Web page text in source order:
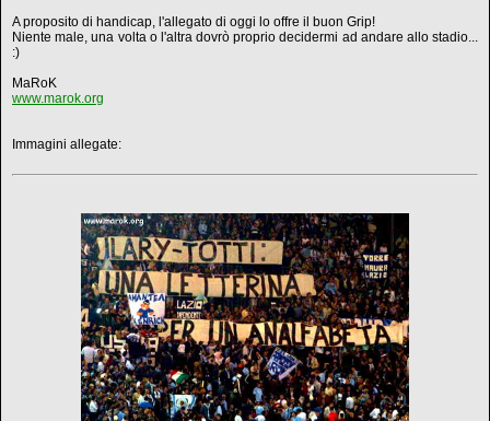
A proposito di handicap, l'allegato di oggi lo offre il buon Grip!
Niente male, una volta o l'altra dovrò proprio decidermi ad andare allo stadio...
:)
MaRoK
www.marok.org
Immagini allegate: